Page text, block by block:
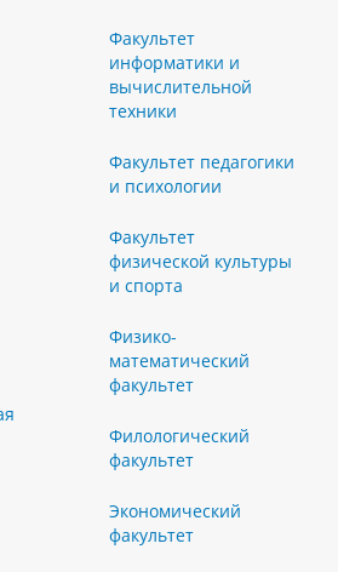
Факультет
информатики и
вычислительной
техники
Факультет педагогики
и психологии
Факультет
физической культуры
и спорта
Физико-
математический
факультет
Филологический
факультет
Экономический
факультет